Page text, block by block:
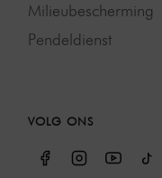
Milieubescherming
Pendeldienst
VOLG ONS